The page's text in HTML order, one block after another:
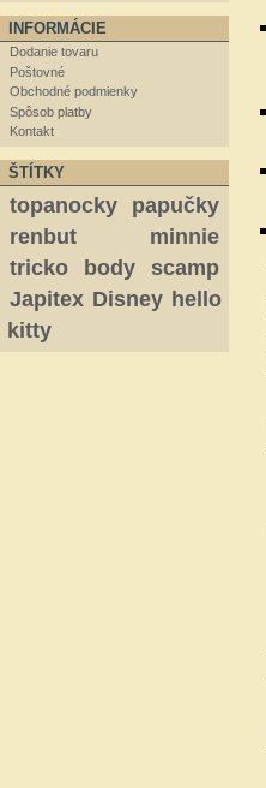
INFORMÁCIE
Dodanie tovaru
Poštovné
Obchodné podmienky
Spôsob platby
Kontakt
ŠTÍTKY
topanocky
papučky
renbut
minnie
tricko
body
scamp
Japitex Disney hello
kitty